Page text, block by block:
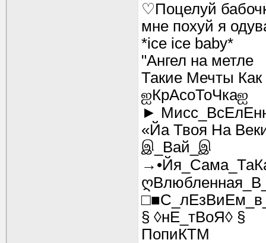
♡Поцелуй
мне похуй я
*ice ice baby*
"Ангел на метле
Такие Мечты
ஐКрАсоТоЧкаஐ
►
«Йа Твоя На
இ_Вай_இ
§ ◊нЕ_тВоЯ◊ §
ПопиКTM